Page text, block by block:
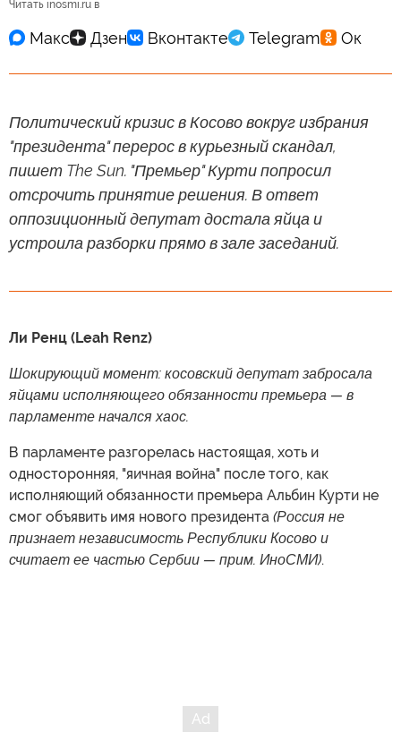
Читать inosmi.ru в
Политический кризис в Косово вокруг избрания
"президента" перерос в курьезный скандал,
пишет The Sun. "Премьер" Курти попросил
отсрочить принятие решения. В ответ
оппозиционный депутат достала яйца и
устроила разборки прямо в зале заседаний.
Ли Ренц (Leah Renz)
Шокирующий момент: косовский депутат забросала
яйцами исполняющего обязанности премьера — в
парламенте начался хаос.
В парламенте разгорелась настоящая, хоть и
односторонняя, "яичная война" после того, как
исполняющий обязанности премьера Альбин Курти не
смог объявить имя нового президента (Россия не
признает независимость Республики Косово и
считает ее частью Сербии — прим. ИноСМИ).